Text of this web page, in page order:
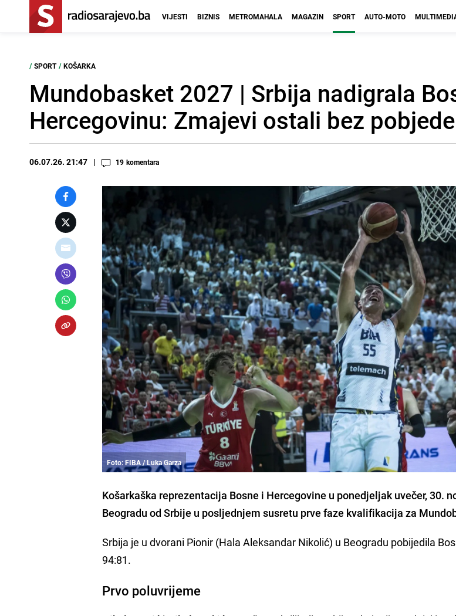
VIJESTI BIZNIS METROMAHALA MAGAZIN SPORT AUTO-MOTO
/ SPORT / KOŠARKA
Mundobasket 2027 | Srbija nadigrala
Hercegovinu: Zmajevi ostali bez
06.07.26. 21:47 19 komentara
Foto: FIBA / Luka Garza
Košarkaška reprezentacija Bosne i Hercegovine u ponedjeljak uvečer, 30.
Beogradu od Srbije u posljednjem susretu prve faze kvalifikacija za
Srbija je u dvorani Pionir (Hala Aleksandar Nikolić) u Beogradu pobijedila
94:81.
Prvo poluvrijeme